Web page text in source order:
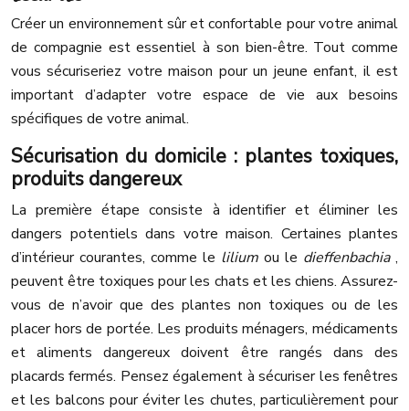
Créer un environnement sûr et confortable pour votre animal
de compagnie est essentiel à son bien-être. Tout comme
vous sécuriseriez votre maison pour un jeune enfant, il est
important d’adapter votre espace de vie aux besoins
spécifiques de votre animal.
Sécurisation du domicile : plantes toxiques,
produits dangereux
La première étape consiste à identifier et éliminer les
dangers potentiels dans votre maison. Certaines plantes
d’intérieur courantes, comme le lilium ou le dieffenbachia ,
peuvent être toxiques pour les chats et les chiens. Assurez-
vous de n’avoir que des plantes non toxiques ou de les
placer hors de portée. Les produits ménagers, médicaments
et aliments dangereux doivent être rangés dans des
placards fermés. Pensez également à sécuriser les fenêtres
et les balcons pour éviter les chutes, particulièrement pour